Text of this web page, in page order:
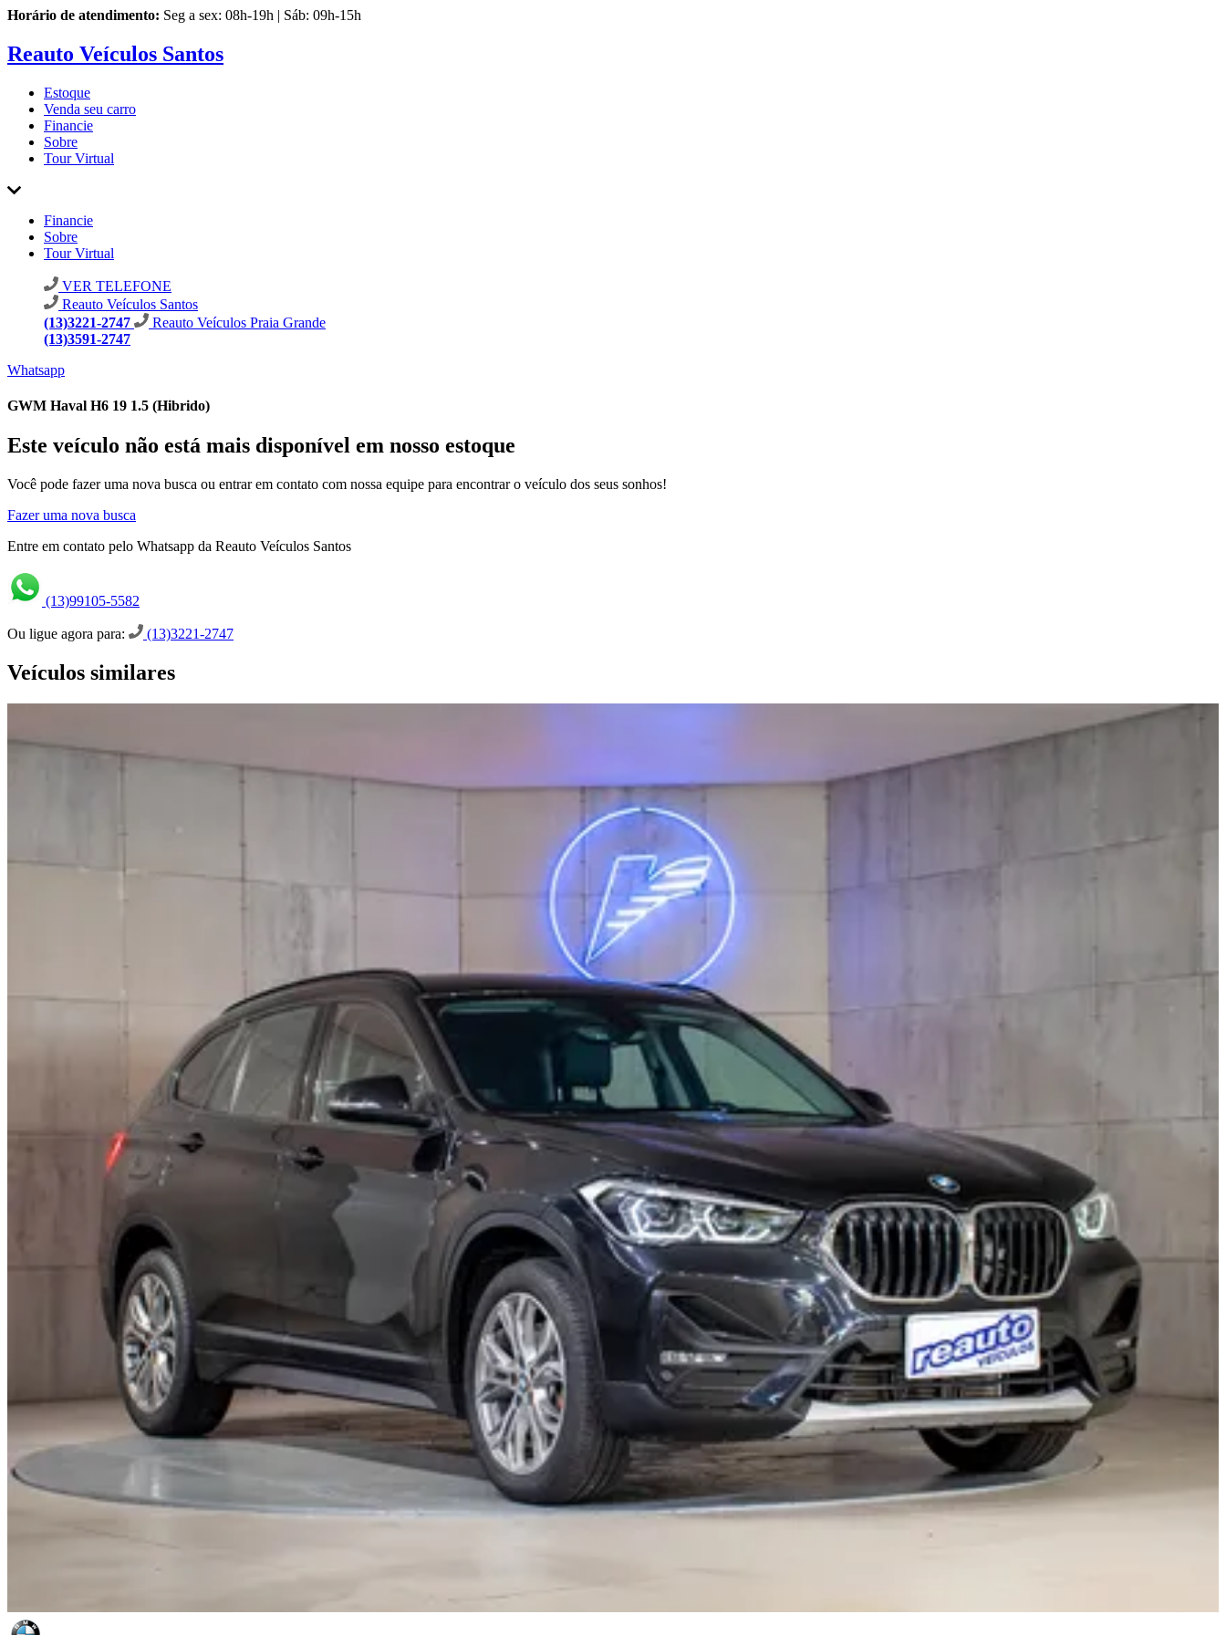
Horário de atendimento: Seg a sex: 08h-19h | Sáb: 09h-15h
Reauto Veículos Santos
Estoque
Venda seu carro
Financie
Sobre
Tour Virtual
Financie
Sobre
Tour Virtual
VER TELEFONE
Reauto Veículos Santos
(13)3221-2747
Reauto Veículos Praia Grande
(13)3591-2747
Whatsapp
GWM Haval H6 19 1.5 (Hibrido)
Este veículo não está mais disponível em nosso estoque
Você pode fazer uma nova busca ou entrar em contato com nossa equipe para encontrar o veículo dos seus sonhos!
Fazer uma nova busca
Entre em contato pelo Whatsapp da Reauto Veículos Santos
(13)99105-5582
Ou ligue agora para: (13)3221-2747
Veículos similares